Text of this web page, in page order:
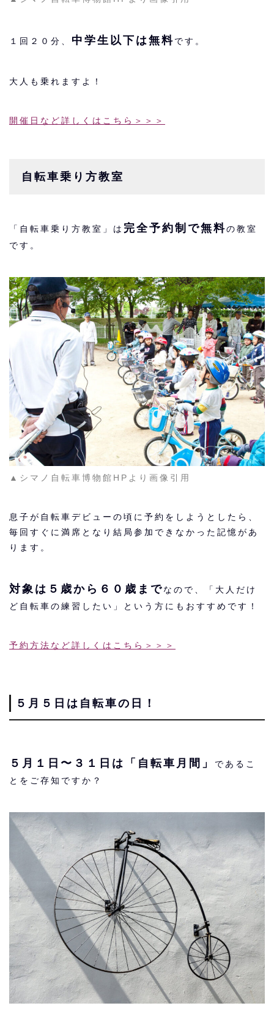
１回２０分、 中学生以下は無料です。
大人も乗れますよ！
開催日など詳しくはこちら＞＞＞
自転車乗り方教室
「自転車乗り方教室」は 完全予約制で無料の教室
です。
▲シマノ自転車博物館HPより画像引用
息子が自転車デビューの頃に予約をしようとしたら、
毎回すぐに満席となり結局参加できなかった記憶があ
ります。
対象は５歳から６０歳までなので、「大人だけ
ど自転車の練習したい」という方にもおすすめです！
予約方法など詳しくはこちら＞＞＞
５月５日は自転車の日！
５月１日〜３１日は「自転車月間」
であるこ
とをご存知ですか？